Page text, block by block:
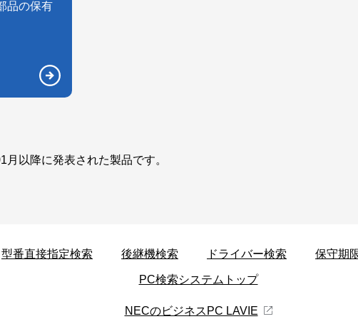
品の保有
以降に発表された製品です。
型番直接指定検索 後継機検索 ドライバー検索 保守期
PC検索システムトップ
NECのビジネスPC LAVIE